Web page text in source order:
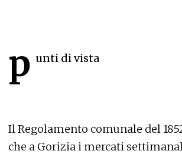
p unti di vista
Il Regolamento comunale del
che a Gorizia i mercati